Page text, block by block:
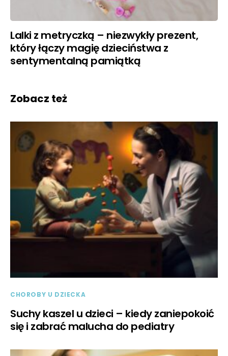
Lalki z metryczką – niezwykły prezent,
który łączy magię dzieciństwa z
sentymentalną pamiątką
Zobacz też
CHOROBY U DZIECKA
Suchy kaszel u dzieci – kiedy zaniepokoić
się i zabrać malucha do pediatry